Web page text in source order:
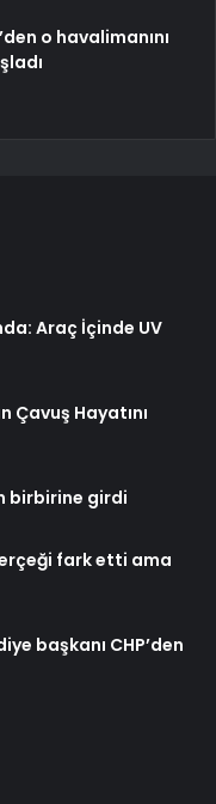
o havalimanını
Araç İçinde UV
Çavuş Hayatını
birbirine girdi
fark etti ama
başkanı CHP’den